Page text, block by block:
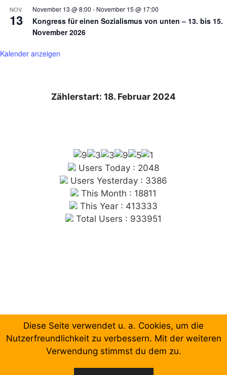
NOV.
13
November 13 @ 8:00 - November 15 @ 17:00
Kongress für einen Sozialismus von unten – 13. bis 15.
November 2026
Kalender anzeigen
Zählerstart: 18. Februar 2024
Users Today : 2048
Users Yesterday : 3386
This Month : 18811
This Year : 413333
Total Users : 933951
Chronologische Aufzählung der Beiträge
Diese Seite verwendet u. a. Cookies, um die
Nutzerfreundlichkeit zu verbessern. Mit der weiteren
Verwendung stimmst du dem zu.